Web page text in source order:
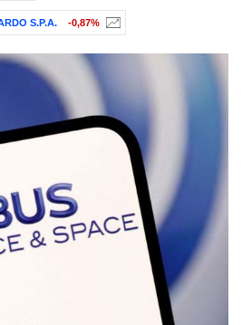
S.P.A. -0,87%